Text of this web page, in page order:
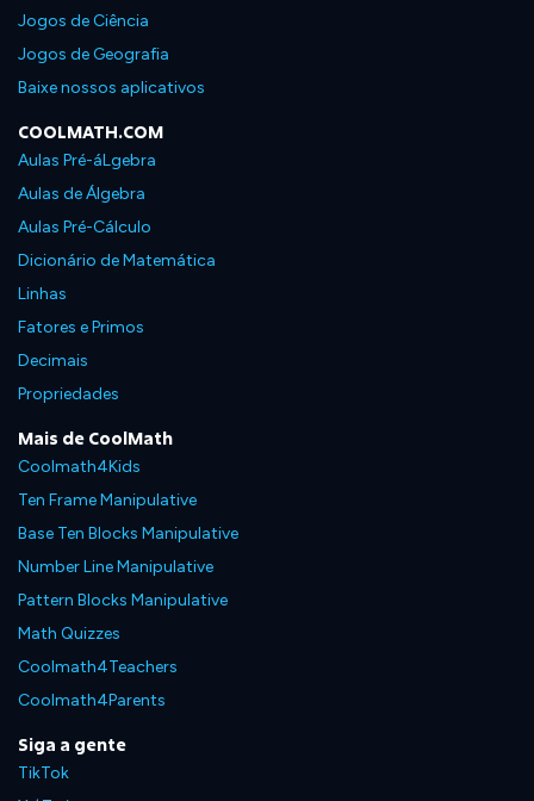
Jogos de Ciência
Jogos de Geografia
Baixe nossos aplicativos
COOLMATH.COM
Aulas Pré-áLgebra
Aulas de Álgebra
Aulas Pré-Cálculo
Dicionário de Matemática
Linhas
Fatores e Primos
Decimais
Propriedades
Mais de CoolMath
Coolmath4Kids
Ten Frame Manipulative
Base Ten Blocks Manipulative
Number Line Manipulative
Pattern Blocks Manipulative
Math Quizzes
Coolmath4Teachers
Coolmath4Parents
Siga a gente
TikTok